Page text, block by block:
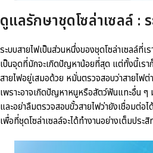
ดูแลรักษาชุดโซล่าเซลล์ :
ระบบสายไฟเป็นส่วนหนึ่งของชุดโซล่าเซลล์ที่เ
เป็นจุดที่มักจะเกิดปัญหาน้อยที่สุด แต่ทั้งนี้เร
สายไฟอยู่เสมอด้วย หมั่นตรวจสอบว่าสายไฟ
เพราะอาจเกิดปัญหาหนูหรือสัตว์ฟันแทะอื่น ๆ
และอย่าลืมตรวจสอบขั้วสายไฟว่ายังเชื่อมต่อ
เพื่อที่ชุดโซล่าเซลล์จะได้ทำงานอย่างเต็มประ